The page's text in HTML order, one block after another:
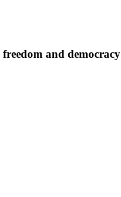
freedom and democracy